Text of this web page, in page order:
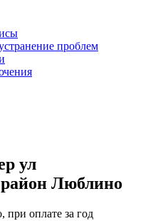
проблем
ул
Люблино
при оплате за год